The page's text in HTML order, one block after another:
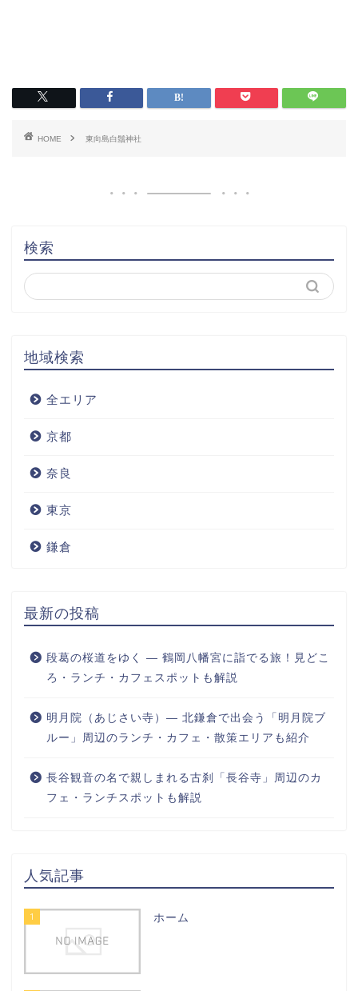
HOME 東向島白鬚神社
検索
地域検索
全エリア
京都
奈良
東京
鎌倉
最新の投稿
段葛の桜道をゆく ― 鶴岡八幡宮に詣でる旅！見どこ
ろ・ランチ・カフェスポットも解説
明月院（あじさい寺）― 北鎌倉で出会う「明月院ブ
ルー」周辺のランチ・カフェ・散策エリアも紹介
長谷観音の名で親しまれる古刹「長谷寺」周辺のカ
フェ・ランチスポットも解説
人気記事
1 ホーム